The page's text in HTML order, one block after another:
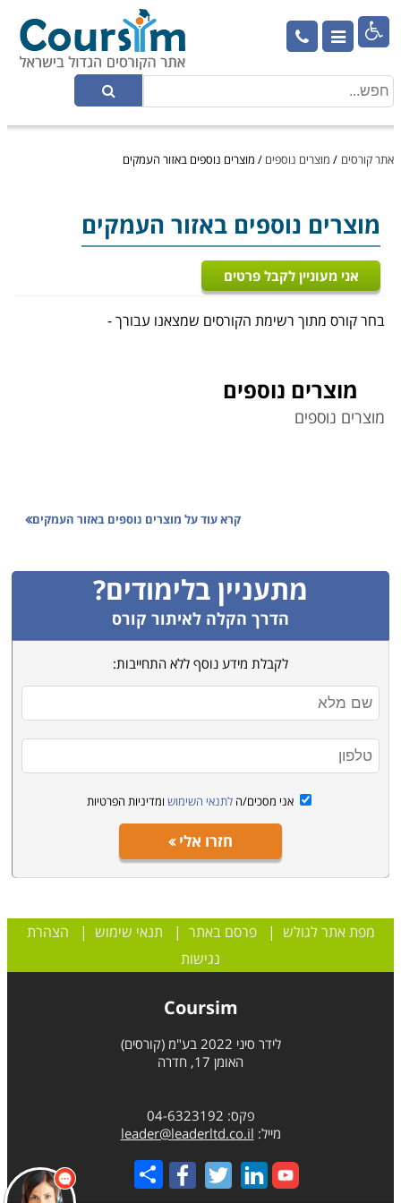

אתר קורסים / מוצרים נוספים / מוצרים נוספים באזור העמקים
מוצרים נוספים באזור העמקים
אני מעוניין לקבל פרטים
בחר קורס מתוך רשימת הקורסים שמצאנו עבורך -
מוצרים נוספים
מוצרים נוספים
קרא עוד על מוצרים נוספים באזור העמקים
מתעניין בלימודים?
הדרך הקלה לאיתור קורס
לקבלת מידע נוסף ללא התחייבות:
אני מסכים/ה לתנאי השימוש ומדיניות הפרטיות
חזרו אלי
מפת אתר לגולש |פרסם באתר | תנאי שימוש | הצהרת
נגישות
Coursim
לידר סיני 2022 בע"מ (קורסים)
האומן 17, חדרה
פקס: 04-6323192
מייל: leader@leaderltd.co.il
Share